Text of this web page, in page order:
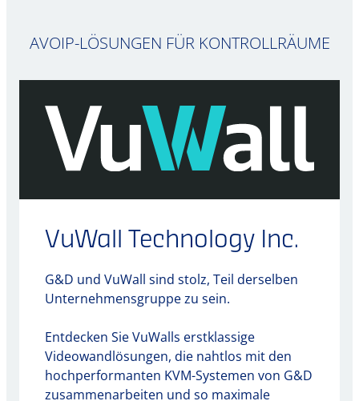
AVOIP-LÖSUNGEN FÜR KONTROLLRÄUME
VuWall Technology Inc.
G&D und VuWall sind stolz, Teil derselben
Unternehmensgruppe zu sein.
Entdecken Sie VuWalls erstklassige
Videowandlösungen, die nahtlos mit den
hochperformanten KVM-Systemen von G&D
zusammenarbeiten und so maximale